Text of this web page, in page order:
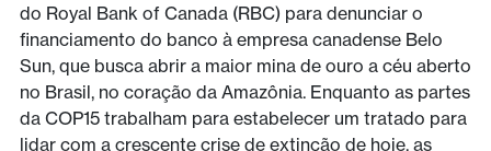
do Royal Bank of Canada (RBC) para denunciar o
financiamento do banco à empresa canadense Belo
Sun, que busca abrir a maior mina de ouro a céu aberto
no Brasil, no coração da Amazônia. Enquanto as partes
da COP15 trabalham para estabelecer um tratado para
lidar com a crescente crise de extinção de hoje, as